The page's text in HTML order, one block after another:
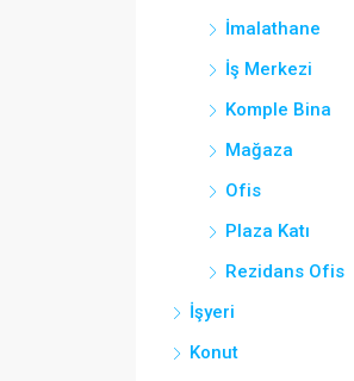
İmalathane
İş Merkezi
Komple Bina
Mağaza
Ofis
Plaza Katı
Rezidans Ofis
İşyeri
Konut